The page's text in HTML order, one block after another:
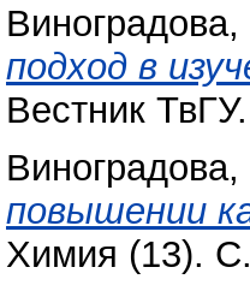
подход в
Вестник
повышении
Химия (13).